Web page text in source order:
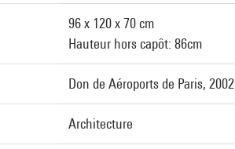
96 x 120 x 70 cm
Hauteur hors capôt: 86cm
Don de Aéroports de Paris, 2002
Architecture